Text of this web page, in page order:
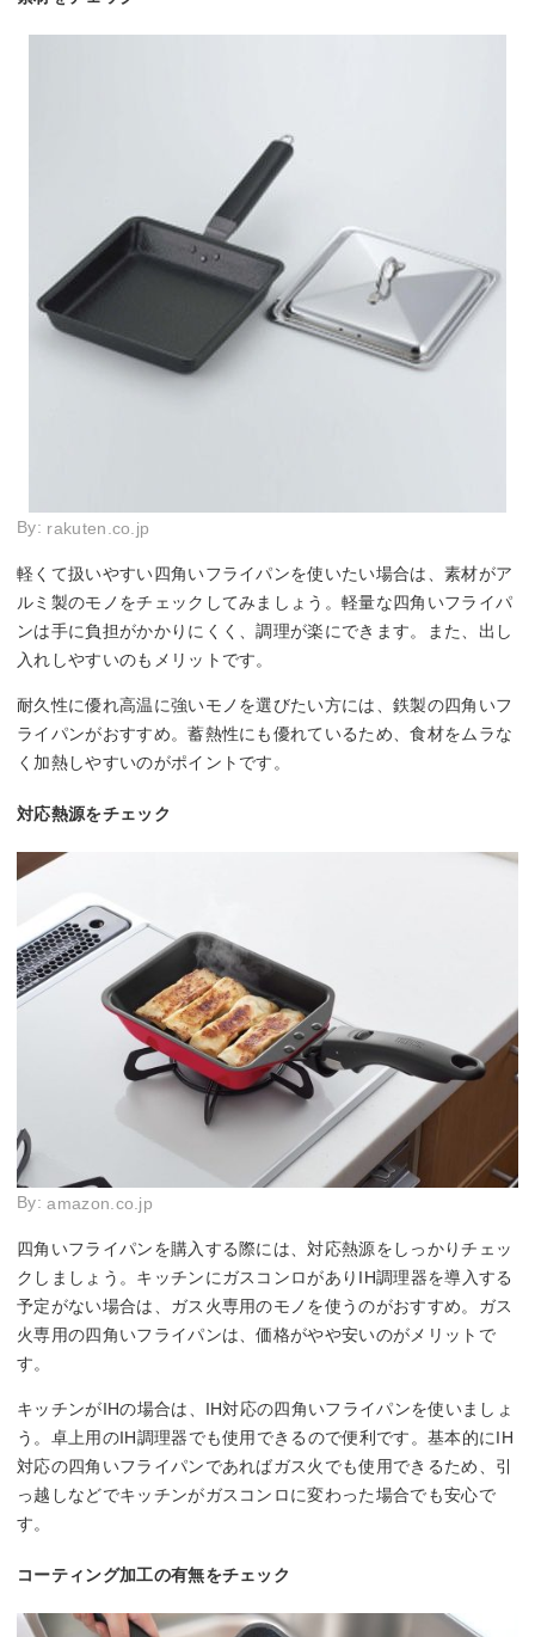
By: rakuten.co.jp
軽くて扱いやすい四角いフライパンを使いたい場合は、素材がア
ルミ製のモノをチェックしてみましょう。軽量な四角いフライパ
ンは手に負担がかかりにくく、調理が楽にできます。また、出し
入れしやすいのもメリットです。
耐久性に優れ高温に強いモノを選びたい方には、鉄製の四角いフ
ライパンがおすすめ。蓄熱性にも優れているため、食材をムラな
く加熱しやすいのがポイントです。
対応熱源をチェック
By:amazon.co.jp
四角いフライパンを購入する際には、対応熱源をしっかりチェッ
クしましょう。キッチンにガスコンロがありIH調理器を導入する
予定がない場合は、ガス火専用のモノを使うのがおすすめ。ガス
火専用の四角いフライパンは、価格がやや安いのがメリットで
す。
キッチンがIHの場合は、IH対応の四角いフライパンを使いましょ
う。卓上用のIH調理器でも使用できるので便利です。基本的にIH
対応の四角いフライパンであればガス火でも使用できるため、引
っ越しなどでキッチンがガスコンロに変わった場合でも安心で
す。
コーティング加工の有無をチェック